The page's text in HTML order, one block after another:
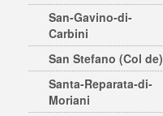
San-Gavino-di-
Carbini
San Stefano (Col de)
Santa-Reparata-di-
Moriani